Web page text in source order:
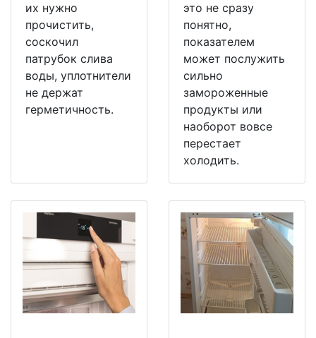
их нужно
прочистить,
соскочил
патрубок слива
воды, уплотнители
не держат
герметичность.
это не сразу
понятно,
показателем
может послужить
сильно
замороженные
продукты или
наоборот вовсе
перестает
холодить.